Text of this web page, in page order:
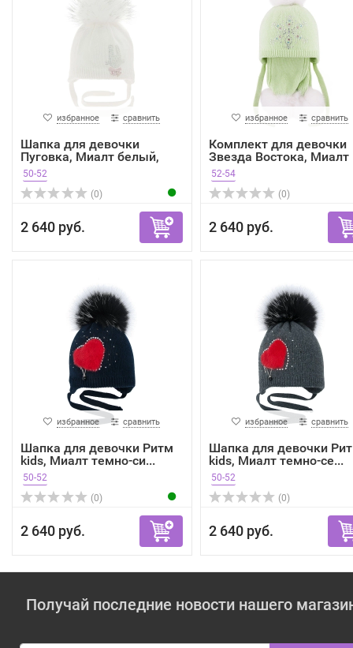
избранное сравнить
Шапка для девочки
Пуговка, Миалт белый,
зима
50-52
(0)
2 640 руб.
избранное сравнить
Комплект для девочки
Звезда Востока, Миалт
52-54
(0)
2 640 руб.
избранное сравнить
Шапка для девочки Ритм
kids, Миалт темно-си...
50-52
(0)
2 640 руб.
избранное сравнить
Шапка для девочки
kids, Миалт темно-се...
50-52
(0)
2 640 руб.
Получай последние новости нашего